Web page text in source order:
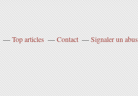
Top articles Contact Signaler un abus